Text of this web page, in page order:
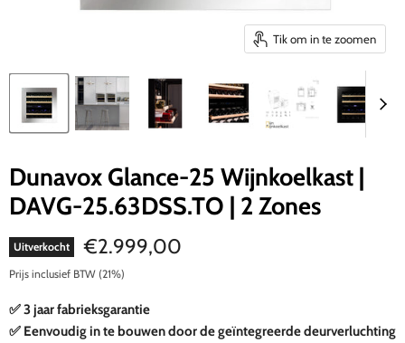
Tik om in te zoomen
Dunavox Glance-25 Wijnkoelkast |
DAVG-25.63DSS.TO | 2 Zones
Uitverkocht Huidige prijs
€2.999,00
Prijs inclusief BTW (21%)
✅ 3 jaar fabrieksgarantie
✅ Eenvoudig in te bouwen door de geïntegreerde deurverluchting